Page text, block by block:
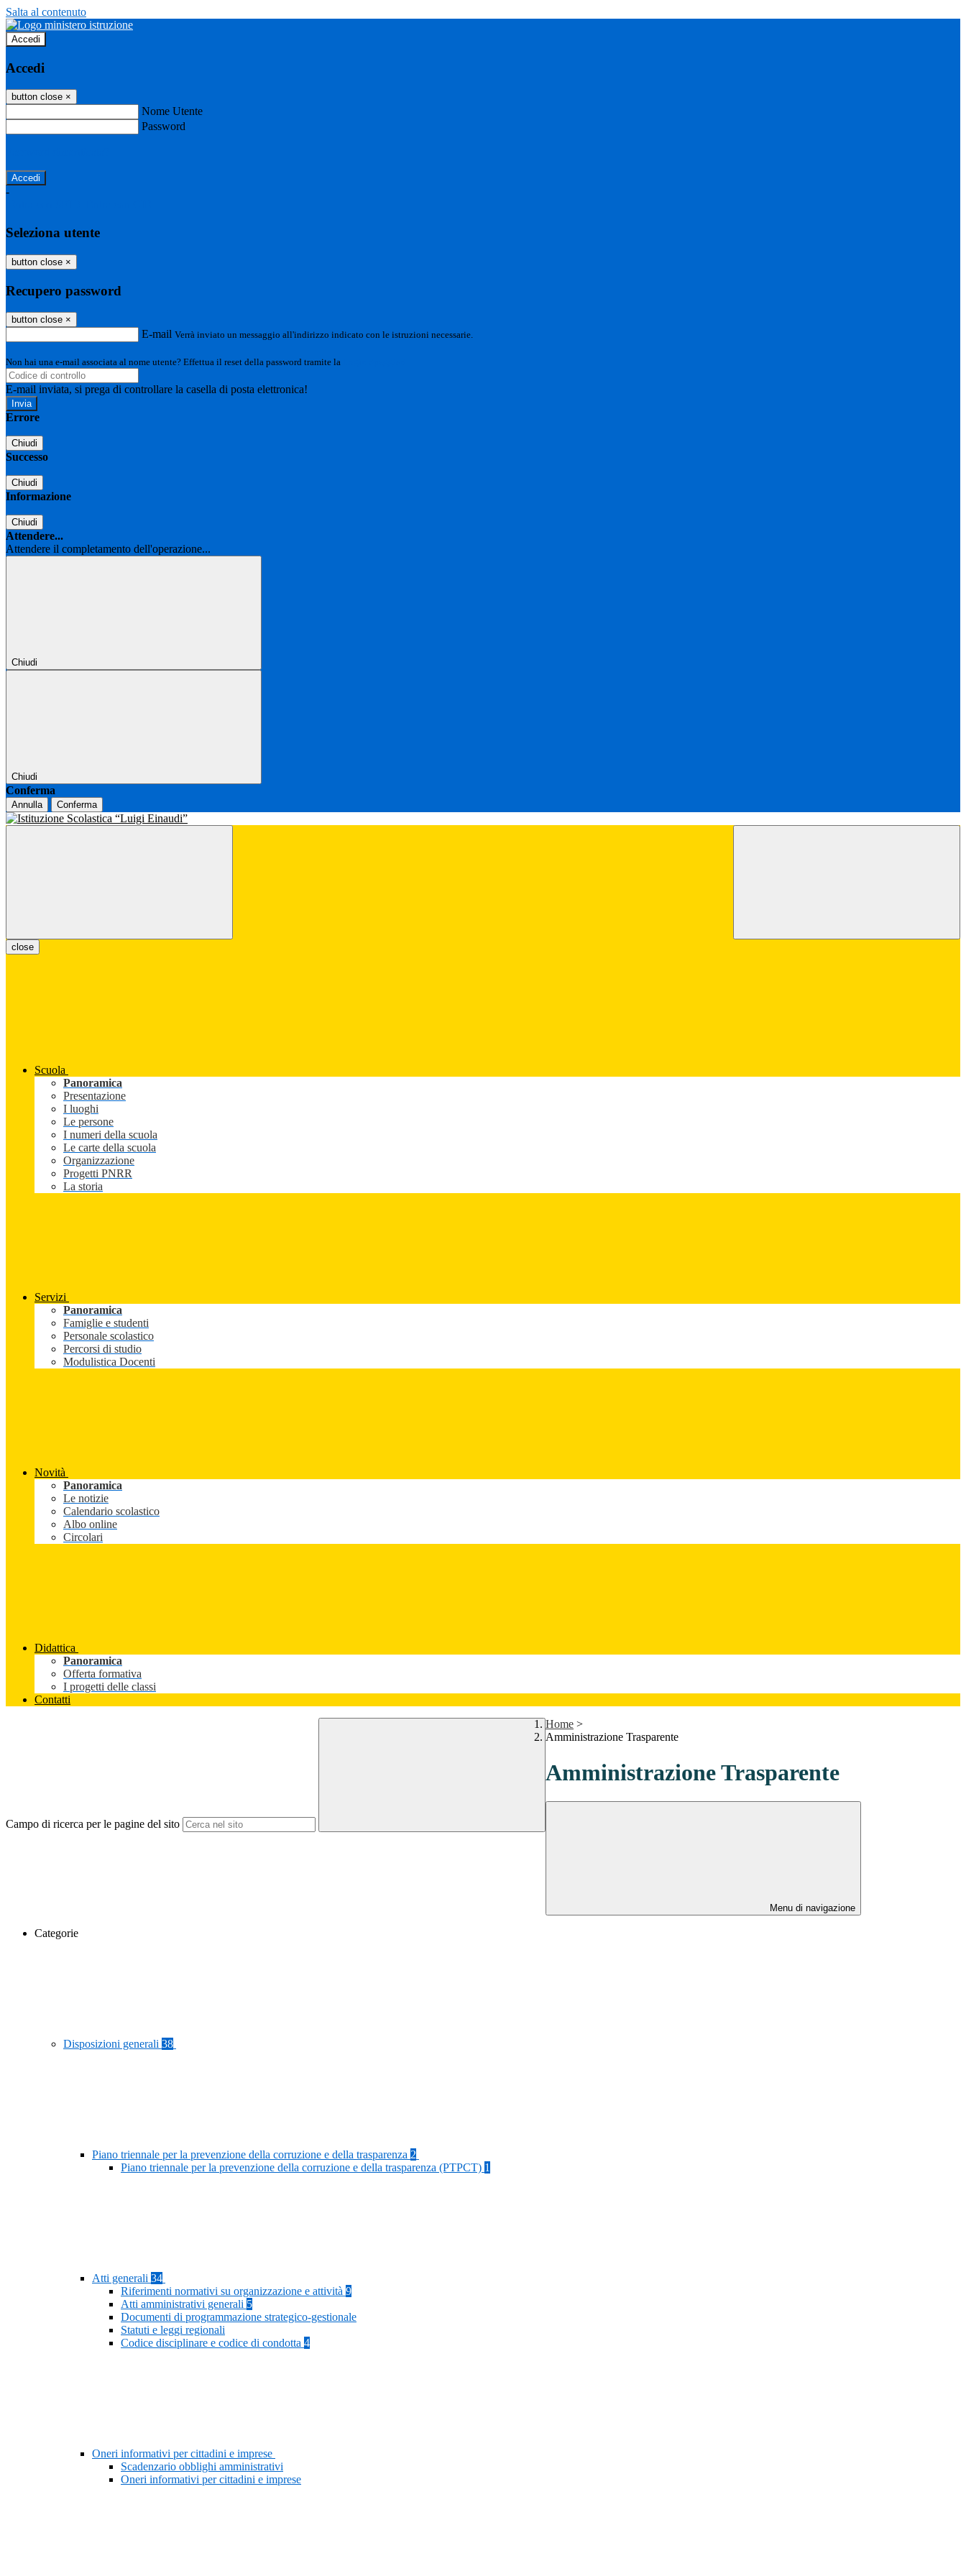
Salta al contenuto
Accedi
Accedi
button close ×
Nome Utente
Password
-
Seleziona utente
button close ×
Recupero password
button close ×
E-mail Verrà inviato un messaggio all'indirizzo indicato con le istruzioni necessarie.
Non hai una e-mail associata al nome utente? Effettua il reset della password tramite la
E-mail inviata, si prega di controllare la casella di posta elettronica!
Errore
Chiudi
Successo
Chiudi
Informazione
Chiudi
Attendere...
Attendere il completamento dell'operazione...
Chiudi
Chiudi
Conferma
Annulla Conferma
close
Scuola
Panoramica
Presentazione
I luoghi
Le persone
I numeri della scuola
Le carte della scuola
Organizzazione
Progetti PNRR
La storia
Servizi
Panoramica
Famiglie e studenti
Personale scolastico
Percorsi di studio
Modulistica Docenti
Novità
Panoramica
Le notizie
Calendario scolastico
Albo online
Circolari
Didattica
Panoramica
Offerta formativa
I progetti delle classi
Contatti
Campo di ricerca per le pagine del sito
Home >
Amministrazione Trasparente
Amministrazione Trasparente
Menu di navigazione
Categorie
Disposizioni generali 38
Piano triennale per la prevenzione della corruzione e della trasparenza 2
Piano triennale per la prevenzione della corruzione e della trasparenza (PTPCT) 1
Atti generali 34
Riferimenti normativi su organizzazione e attività 9
Atti amministrativi generali 5
Documenti di programmazione strategico-gestionale
Statuti e leggi regionali
Codice disciplinare e codice di condotta 4
Oneri informativi per cittadini e imprese
Scadenzario obblighi amministrativi
Oneri informativi per cittadini e imprese